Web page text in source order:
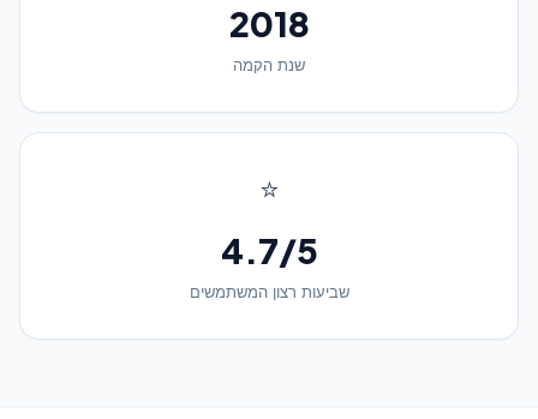
2018
שנת הקמה
⭐
4.7/5
שביעות רצון המשתמשים